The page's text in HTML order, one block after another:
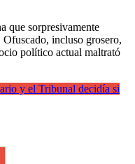
que sorpresivamente
incluso grosero,
político actual maltrató
y el Tribunal decidía si